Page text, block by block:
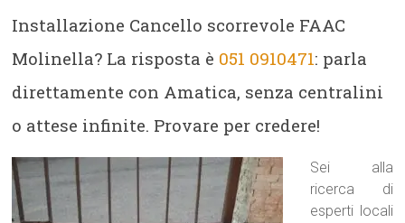
Installazione Cancello scorrevole FAAC
Molinella? La risposta è 051 0910471: parla
direttamente con Amatica, senza centralini
o attese infinite. Provare per credere!
Sei alla
ricerca di
esperti locali